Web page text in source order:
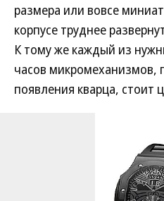
размера или вовсе
корпусе труднее
К тому же каждый из
часов микромеханизмов,
появления кварца, стоит